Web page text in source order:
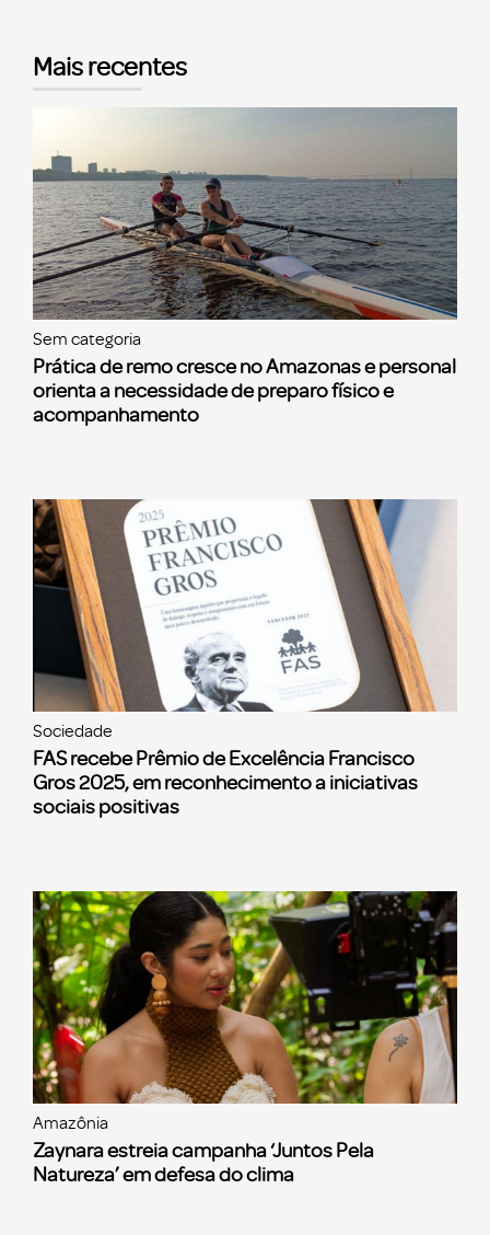
Mais recentes
Sem categoria
Prática de remo cresce no Amazonas e personal
orienta a necessidade de preparo físico e
acompanhamento
Sociedade
FAS recebe Prêmio de Excelência Francisco
Gros 2025, em reconhecimento a iniciativas
sociais positivas
Amazônia
Zaynara estreia campanha ‘Juntos Pela
Natureza’ em defesa do clima